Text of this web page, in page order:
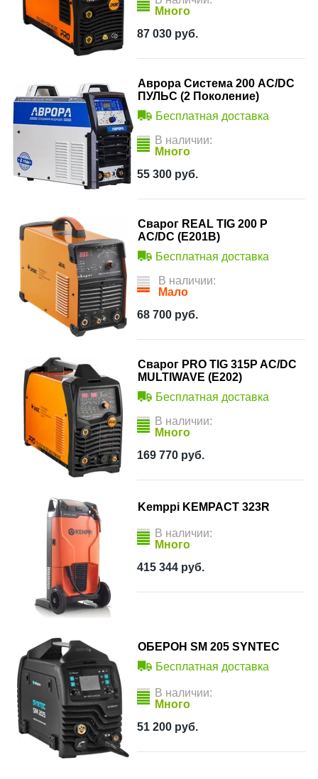
Много
87 030 руб.
Аврора Система 200 AC/DC
ПУЛЬС (2 Поколение)
Бесплатная доставка
В наличии:
Много
55 300 руб.
Сварог REAL TIG 200 P
AC/DC (E201B)
Бесплатная доставка
В наличии:
Мало
68 700 руб.
Сварог PRO TIG 315P AC/DC
MULTIWAVE (E202)
Бесплатная доставка
В наличии:
Много
169 770 руб.
Kemppi KEMPACT 323R
В наличии:
Много
415 344 руб.
ОБЕРОН SM 205 SYNTEC
Бесплатная доставка
В наличии:
Много
51 200 руб.